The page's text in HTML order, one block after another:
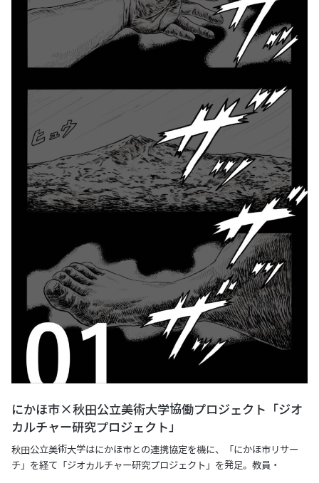
にかほ市×秋田公立美術大学協働プロジェクト「ジオ
カルチャー研究プロジェクト」
秋田公立美術大学はにかほ市との連携協定を機に、「にかほ市リサー
チ」を経て「ジオカルチャー研究プロジェクト」を発足。教員・